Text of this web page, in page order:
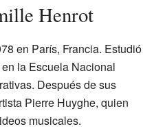
Henrot
en París, Francia. Estudió
la Escuela Nacional
Después de sus
Pierre Huyghe, quien
musicales.